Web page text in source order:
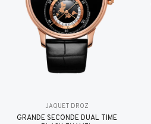
JAQUET DROZ
GRANDE SECONDE DUAL TIME